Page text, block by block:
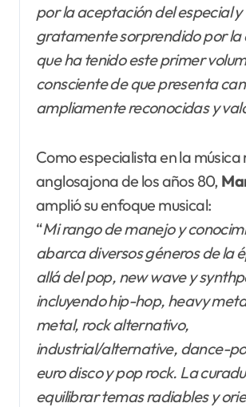
por la aceptación del especial y
gratamente sorprendido por la
que ha tenido este primer
consciente de que presenta
ampliamente reconocidas y
Como especialista en la música
anglosajona de los años 80,
amplió su enfoque musical:
“Mi rango de manejo y
abarca diversos géneros de la
allá del pop, new wave y
incluyendo hip-hop, heavy
metal, rock alternativo,
industrial/alternative, dance-
euro disco y pop rock. La
equilibrar temas radiables y